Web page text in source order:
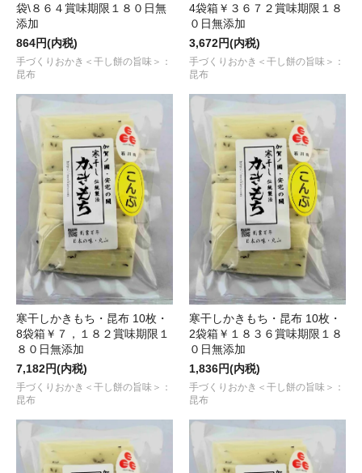
袋\８６４賞味期限１８０日無
添加
864円(内税)
手づくりおかき＜干し餅の旨味＞：
昆布
4袋箱￥３６７２賞味期限１８
０日無添加
3,672円(内税)
手づくりおかき＜干し餅の旨味＞：
昆布
寒干しかきもち・昆布 10枚・
8袋箱￥７，１８２賞味期限１
８０日無添加
7,182円(内税)
手づくりおかき＜干し餅の旨味＞：
昆布
寒干しかきもち・昆布 10枚・
2袋箱￥１８３６賞味期限１８
０日無添加
1,836円(内税)
手づくりおかき＜干し餅の旨味＞：
昆布